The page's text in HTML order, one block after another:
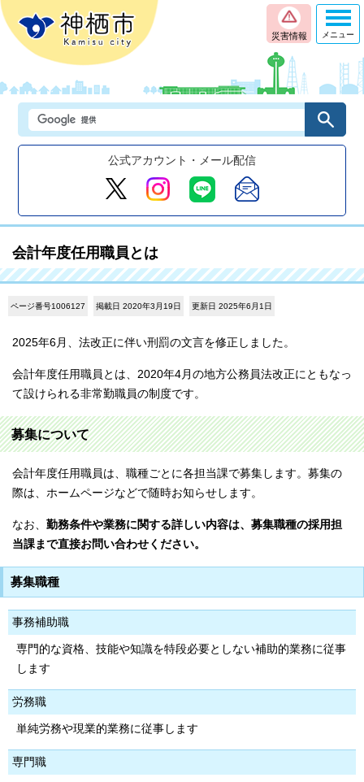
災害情報
公式アカウント・メール配信
メニュー
会計年度任用職員とは
ページ番号1006127 掲載日 2020年3月19日 更新日 2025年6月1日
2025年6月、法改正に伴い刑罰の文言を修正しました。
会計年度任用職員とは、2020年4月の地方公務員法改正にともなっ
て設けられる非常勤職員の制度です。
募集について
会計年度任用職員は、職種ごとに各担当課で募集します。募集の
際は、ホームページなどで随時お知らせします。
なお、 勤務条件や業務に関する詳しい内容は、募集職種の採用担
当課まで直接お問い合わせください。
募集職種
事務補助職
専門的な資格、技能や知識を特段必要としない補助的業務に従事
します
労務職
単純労務や現業的業務に従事します
専門職